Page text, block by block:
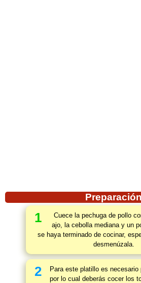
Preparación
1
Cuece la pechuga de pollo
ajo, la cebolla mediana y un
se haya terminado de cocinar,
desmenúzala.
2
Para este platillo es necesario
por lo cual deberás cocer los